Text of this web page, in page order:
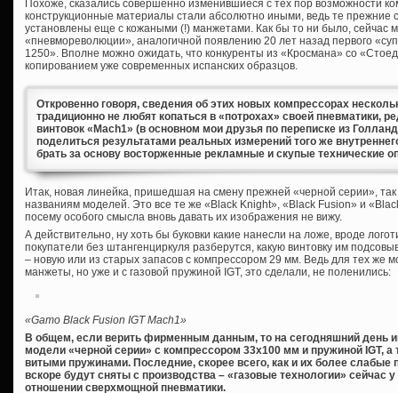
Похоже, сказались совершенно изменившиеся с тех пор возможности
конструкционные материалы стали абсолютно иными, ведь те прежние
установлены еще с кожаными (!) манжетами. Как бы то ни было, сейчас
«пневмореволюции», аналогичной появлению 20 лет назад первого
1250». Вполне можно ожидать, что конкуренты из «Кросмана» со
копированием уже современных испанских образцов.
Откровенно говоря, сведения об этих новых компрессорах
традиционно не любят копаться в «потрохах» своей пневматики,
винтовок «Mach1» (в основном мои друзья по переписке из
поделиться результатами реальных измерений того же
брать за основу восторженные рекламные и скупые технические
Итак, новая линейка, пришедшая на смену прежней «черной серии»,
названиям моделей. Это все те же «Black Knight», «Black Fusion» и
посему особого смысла вновь давать их изображения не вижу.
А действительно, ну хоть бы буковки какие нанесли на ложе, вроде
покупатели без штангенциркуля разберутся, какую винтовку им
– новую или из старых запасов с компрессором 29 мм. Ведь для тех
манжеты, но уже и с газовой пружиной IGT, это сделали, не поленились:
«Gamo Black Fusion IGT Mach1»
В общем, если верить фирменным данным, то на сегодняшний день
модели «черной серии» с компрессором 33х100 мм и пружиной IGT,
витыми пружинами. Последние, скорее всего, как и их более слабые
вскоре будут сняты с производства – «газовые технологии» сейчас
отношении сверхмощной пневматики.